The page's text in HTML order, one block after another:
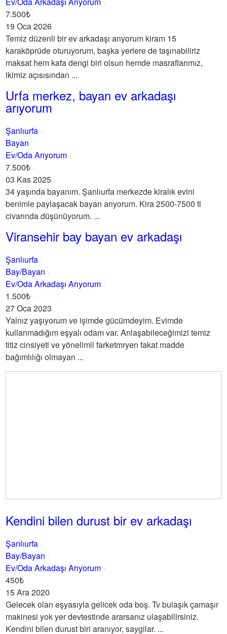
7.500₺
19 Oca 2026
Temiz düzenli bir ev arkadaşı arıyorum kiram 15
karaköprüde oturuyorum, başka yerlere de taşınabiliriz
maksat hem kafa dengi biri olsun hemde masraflarımız,
ikimiz açısısından ...
Urfa merkez, bayan ev arkadaşı
arıyorum
Şanlıurfa
Bayan
Ev/Oda Arıyorum
7.500₺
03 Kas 2025
34 yaşında bayanım. Şanlıurfa merkezde kiralık evini
benimle paylaşacak bayan arıyorum. Kira 2500-7500 tl
civarında düşünüyorum. ...
Viransehir bay bayan ev arkadaşı
Şanlıurfa
Bay/Bayan
Ev/Oda Arkadaşı Arıyorum
1.500₺
27 Oca 2023
Yalnız yaşıyorum ve işimde gücümdeyim. Evimde
kullanmadığım eşyalı odam var. Anlaşabileceğimizi temiz
titiz cinsiyeti ve yönelimli farketmryen fakat madde
bağımlılığı olmayan ...
Kendini bilen durust bir ev arkadaşı
Şanlıurfa
Bay/Bayan
Ev/Oda Arkadaşı Arıyorum
450₺
15 Ara 2020
Gelecek olan eşyasıyla gelicek oda boş. Tv bulaşık çamaşır
makinesi yok yer devtestinde ararsanız ulaşabilirsiniz.
Kendini bilen durust biri aranıyor, saygilar. ...